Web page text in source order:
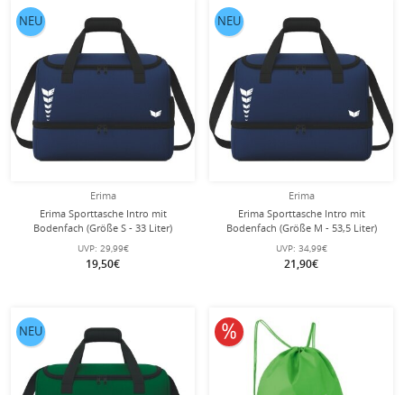
Erima
Erima Sporttasche Intro mit
Bodenfach (Größe S - 33 Liter)
navyblau 40x25x33cm
UVP: 29,99€
19,50€
NEU
Erima
Erima Sporttasche Intro mit
Bodenfach (Größe M - 53,5 Liter)
navyblau 50x29x37cm
UVP: 34,99€
21,90€
NEU
NEU 10% reduziert